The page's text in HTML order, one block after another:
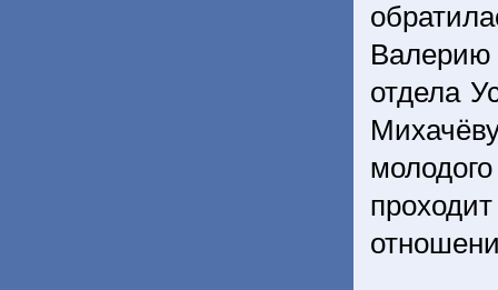
Валерию
отдела